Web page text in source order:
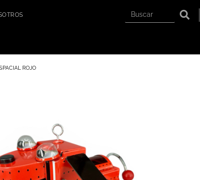
ROJO